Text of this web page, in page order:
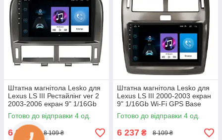
Штатна магнітола Lesko для
Lexus LS III Рестайлінг ver 2
2003-2006 екран 9" 1/16Gb
Wi-Fi GPS Base 4 шт.
Готово до відправки 4 од.
6 237₴ 8 109 ₴
Штатна магнітола Lesko для
Lexus LS III 2000-2003 екран
9" 1/16Gb Wi-Fi GPS Base
Лексус 4 шт.
Готово до відправки 4 од.
6 237 ₴ 8 109 ₴